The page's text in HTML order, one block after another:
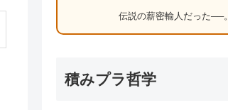
伝説の薪密輸人だった──。
積みプラ哲学